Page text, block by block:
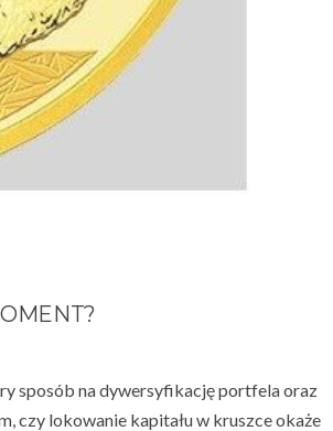
sposób na dywersyfikację portfela oraz
czy lokowanie kapitału w kruszce okaże